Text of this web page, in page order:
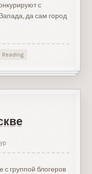
с
да сам город
Reading
группой блогеров